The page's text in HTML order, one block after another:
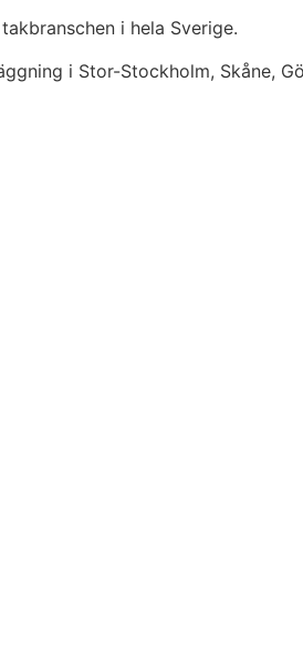
i hela Sverige.
i Stor-Stockholm, Skåne,